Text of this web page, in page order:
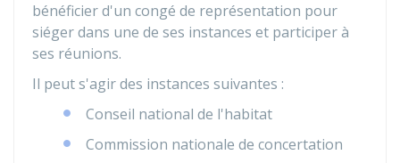
bénéficier d'un congé de représentation pour
siéger dans une de ses instances et participer à
ses réunions.
Il peut s'agir des instances suivantes :
Conseil national de l'habitat
Commission nationale de concertation